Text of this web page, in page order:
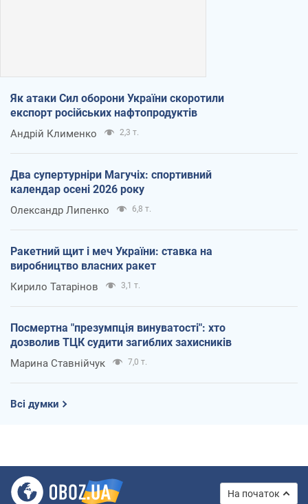
Як атаки Сил оборони України скоротили
експорт російських нафтопродуктів
Андрій Клименко 2,3 т.
Два супертурніри Магучіх: спортивний
календар осені 2026 року
Олександр Липенко 6,8 т.
Ракетний щит і меч України: ставка на
виробництво власних ракет
Кирило Татарінов 3,1 т.
Посмертна "презумпція винуватості": хто
дозволив ТЦК судити загиблих захисників
Марина Ставнійчук 7,0 т.
Всі думки
На початок